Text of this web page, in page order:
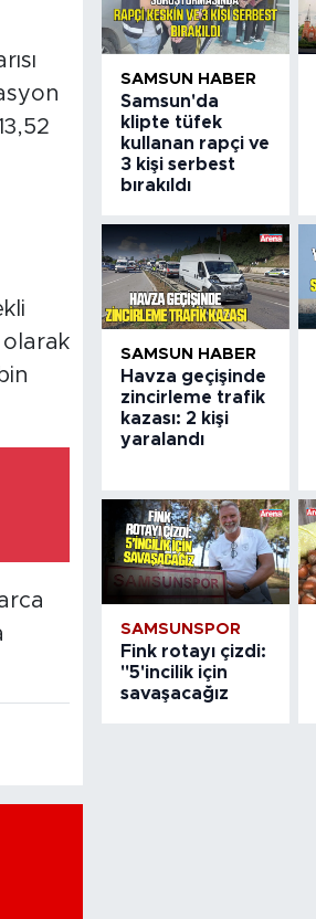
SAMSUN HABER
Samsun'da
klipte tüfek
kullanan rapçi ve
3 kişi serbest
bırakıldı
SAMSUN HABER
Havza geçişinde
zincirleme trafik
kazası: 2 kişi
yaralandı
SAMSUNSPOR
Fink rotayı çizdi:
"5'incilik için
savaşacağız